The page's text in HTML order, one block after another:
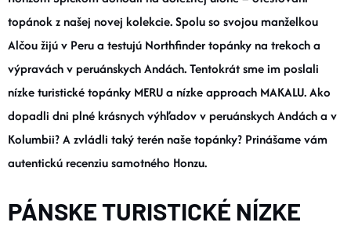
DOPLNKY
VYBAVENIE
TOPÁNKY a PONOŽKY
CYKLISTIKA
Značky
topánok z našej novej kolekcie. Spolu so svojou manželkou
Alčou žijú v Peru a testujú Northfinder topánky na trekoch a
výpravách v peruánskych Andách. Tentokrát sme im poslali
nízke turistické topánky MERU a nízke approach MAKALU. Ako
dopadli dni plné krásnych výhľadov v peruánskych Andách a v
Kolumbii? A zvládli taký terén naše topánky? Prinášame vám
autentickú recenziu samotného Honzu.
PÁNSKE TURISTICKÉ NÍZKE